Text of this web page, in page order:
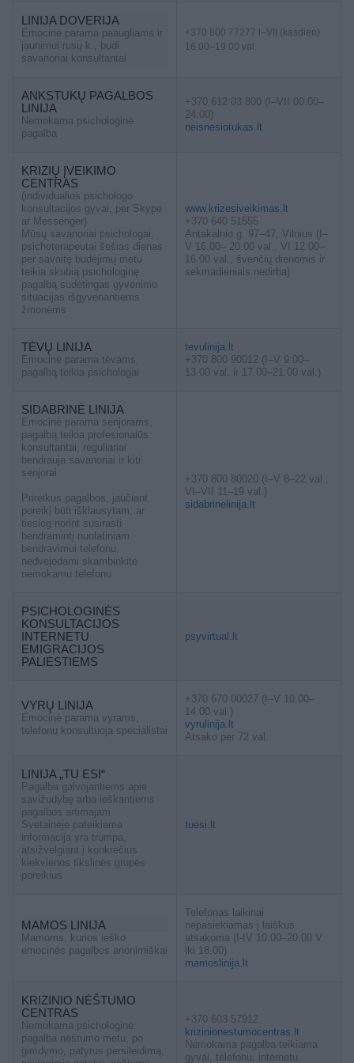
LINIJA DOVERIJA
Emocinė parama paaugliams ir
jaunimui rusų k., budi
savanoriai konsultantai
+370 800 77277 I–VII (kasdien)
16.00–19.00 val.
ANKSTUKŲ PAGALBOS
LINIJA
Nemokama psichologinė
pagalba
+370 612 03 800 (I–VII 00:00–
24:00)
neisnesiotukas.lt
KRIZIŲ ĮVEIKIMO
CENTRAS
(individualios psichologo
konsultacijos gyvai, per Skype
ar Messenger)
Mūsų savanoriai psichologai,
psichoterapeutai šešias dienas
per savaitę budėjimų metu
teikia skubią psichologinę
pagalbą sudėtingas gyvenimo
situacijas išgyvenantiems
žmonėms
www.krizesiveikimas.lt
+370 640 51555
Antakalnio g. 97–47, Vilnius (I–
V 16.00– 20.00 val., VI 12.00–
16.00 val., švenčių dienomis ir
sekmadieniais nedirba)
TĖVŲ LINIJA
Emocinė parama tėvams,
pagalbą teikia psichologai
tevulinija.lt
+370 800 90012 (I–V 9.00–
13.00 val. ir 17.00–21.00 val.)
SIDABRINĖ LINIJA
Emocinė parama senjorams,
pagalbą teikia profesionalūs
konsultantai, reguliariai
bendrauja savanoriai ir kiti
senjorai
Prireikus pagalbos, jaučiant
poreikį būti išklausytam, ar
tiesiog norint susirasti
bendramintį nuolatiniam
bendravimui telefonu,
nedvejodami skambinkite
nemokamu telefonu
+370 800 80020 (I–V 8–22 val.,
VI–VII 11–19 val.)
sidabrinelinija.lt
PSICHOLOGINĖS
KONSULTACIJOS
INTERNETU
EMIGRACIJOS
PALIESTIEMS
psyvirtual.lt
VYRŲ LINIJA
Emocinė parama vyrams,
telefonu konsultuoja specialistai
+370 670 00027 (I–V 10.00–
14.00 val.)
vyrulinija.lt
Atsako per 72 val.
LINIJA „TU ESI“
Pagalba galvojantiems apie
savižudybę arba ieškantiems
pagalbos artimajam
Svetainėje pateikiama
informacija yra trumpa,
atsižvelgiant į konkrečius
kiekvienos tikslinės grupės
poreikius
tuesi.lt
MAMOS LINIJA
Mamoms, kurios ieško
emocinės pagalbos anonimiškai
Telefonas laikinai
nepasiekiamas į laiškus
atsakoma (I-IV 10.00–20.00 V
iki 18.00)
mamoslinija.lt
KRIZINIO NĖŠTUMO
CENTRAS
Nemokama psichologinė
pagalba nėštumo metu, po
gimdymo, patyrus persileidimą,
+370 603 57912
krizinionestumocentras.lt
Nemokama pagalba teikiama
gyvai, telefonu, internetu.